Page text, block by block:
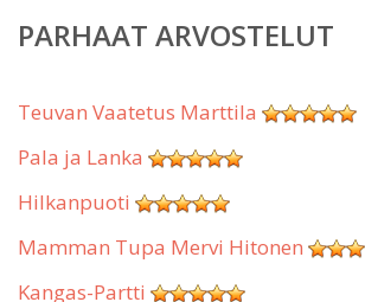
PARHAAT ARVOSTELUT
Teuvan Vaatetus Marttila
Pala ja Lanka
Hilkanpuoti
Mamman Tupa Mervi Hitonen
Kangas-Partti